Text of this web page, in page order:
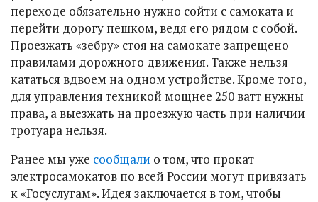
переходе обязательно нужно сойти с самоката и
перейти дорогу пешком, ведя его рядом с собой.
Проезжать «зебру» стоя на самокате запрещено
правилами дорожного движения. Также нельзя
кататься вдвоем на одном устройстве. Кроме того,
для управления техникой мощнее 250 ватт нужны
права, а выезжать на проезжую часть при наличии
тротуара нельзя.
Ранее мы уже сообщали о том, что прокат
электросамокатов по всей России могут привязать
к «Госуслугам». Идея заключается в том, чтобы